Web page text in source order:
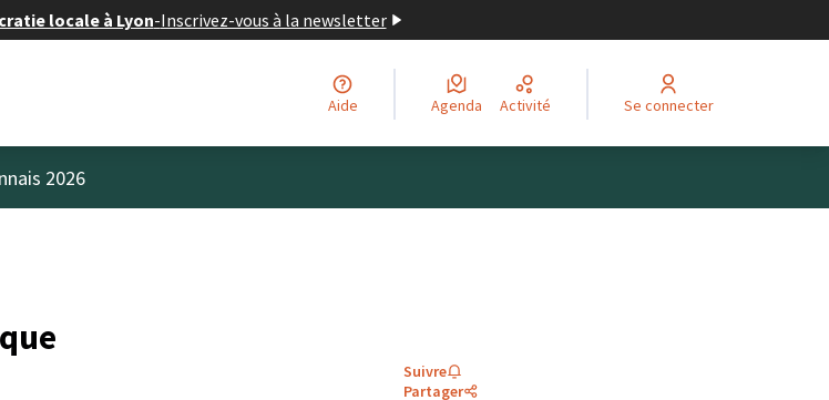
locale à Lyon-Inscrivez-vous à la newsletter
Aide Agenda Activité Se connecter
2026
Suivre
Partager